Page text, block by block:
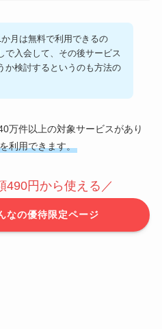
月は無料で利用できるの
で入会して、その後サービス
か検討するというのも方法の
万件以上の対象サービスがあり
利用できます。
490円から使える／
なの優待限定ページ